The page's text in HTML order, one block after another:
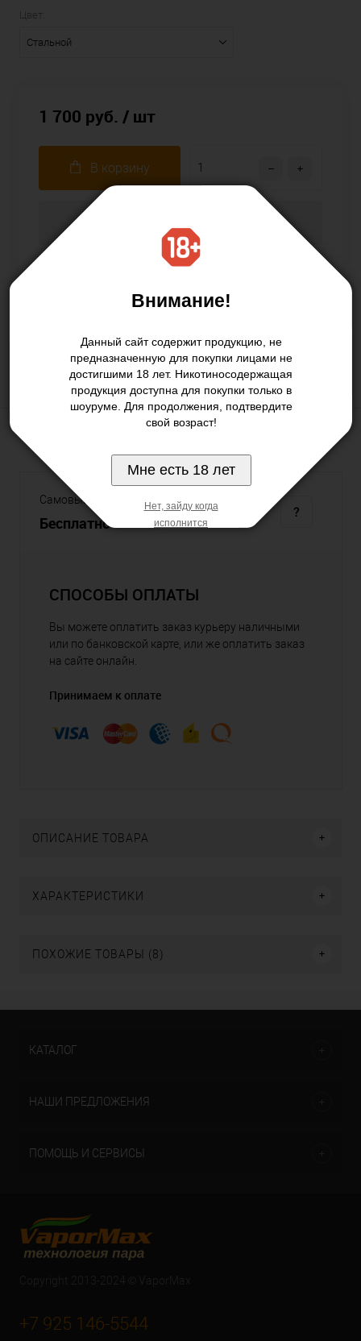
Цвет:
Стальной
1 700 руб. / шт
В корзину
Самовывоз
Бесплатно
СПОСОБЫ ОПЛАТЫ
Вы можете оплатить заказ курьеру наличными
или по банковской карте, или же оплатить заказ
на сайте онлайн.
Принимаем к оплате
ОПИСАНИЕ ТОВАРА
ХАРАКТЕРИСТИКИ
ПОХОЖИЕ ТОВАРЫ (8)
КАТАЛОГ
НАШИ ПРЕДЛОЖЕНИЯ
ПОМОЩЬ И СЕРВИСЫ
+7 925 146-5544
Внимание!
Данный сайт содержит продукцию, не
предназначенную для покупки лицами не
достигшими 18 лет. Никотиносодержащая
продукция доступна для покупки только в
шоуруме. Для продолжения, подтвердите
свой возраст!
Мне есть 18 лет
Нет, зайду когда
исполнится